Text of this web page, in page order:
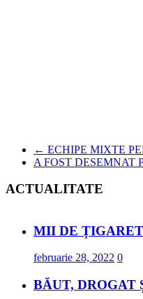
← ECHIPE MIXTE
A FOST DESEMNAT
ACTUALITATE
MII DE
februarie 28, 2022 0
BĂUT, DROGAT